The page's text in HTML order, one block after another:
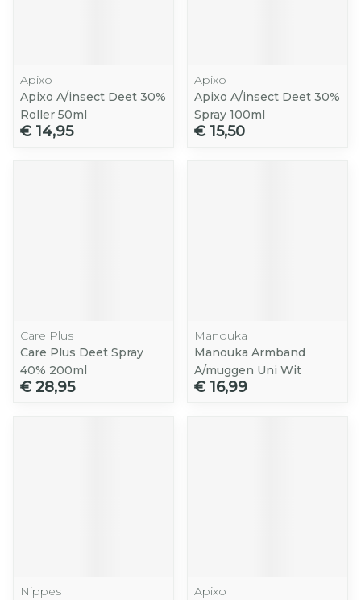
Apixo
Apixo A/insect Deet 30%
Roller 50ml
€ 14,95
Apixo
Apixo A/insect Deet 30%
Spray 100ml
€ 15,50
Care Plus
Care Plus Deet Spray
40% 200ml
€ 28,95
Manouka
Manouka Armband
A/muggen Uni Wit
€ 16,99
Nippes
Apixo